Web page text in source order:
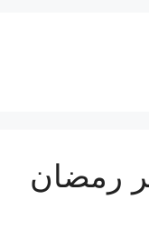
رمضان